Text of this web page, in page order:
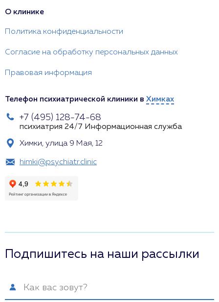
О клинике
Политика конфиденциальности
Согласие на обработку персональных данных
Правовая информация
Телефон психиатрической клиники в Химках
+7 (495) 128-74-68
психиатрия 24/7 Информационная служба
Химки, улица 9 Мая, 12
himki@psychiatr.clinic
Подпишитесь на наши рассылки